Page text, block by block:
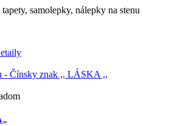
samolepky, nálepky na stenu
,,